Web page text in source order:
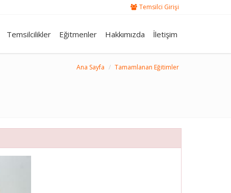
Temsilci Girişi
Temsilcilikler Eğitmenler Hakkımızda İletişim
Ana Sayfa Tamamlanan Eğitimler